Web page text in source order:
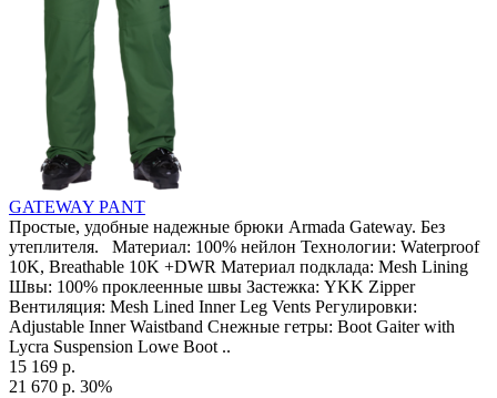
GATEWAY PANT
Простые, удобные надежные брюки Armada Gateway. Без
утеплителя. Материал: 100% нейлон Технологии: Waterproof
10K, Breathable 10K +DWR Материал подклада: Mesh Lining
Швы: 100% проклеенные швы Застежка: YKK Zipper
Вентиляция: Mesh Lined Inner Leg Vents Регулировки:
Adjustable Inner Waistband Снежные гетры: Boot Gaiter with
Lycra Suspension Lowe Boot ..
15 169 р.
21 670 р. 30%